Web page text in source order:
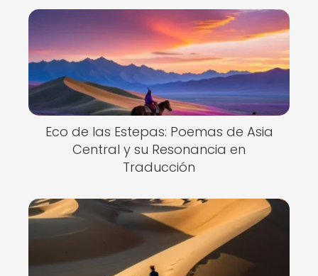
Eco de las Estepas: Poemas de Asia
Central y su Resonancia en
Traducción